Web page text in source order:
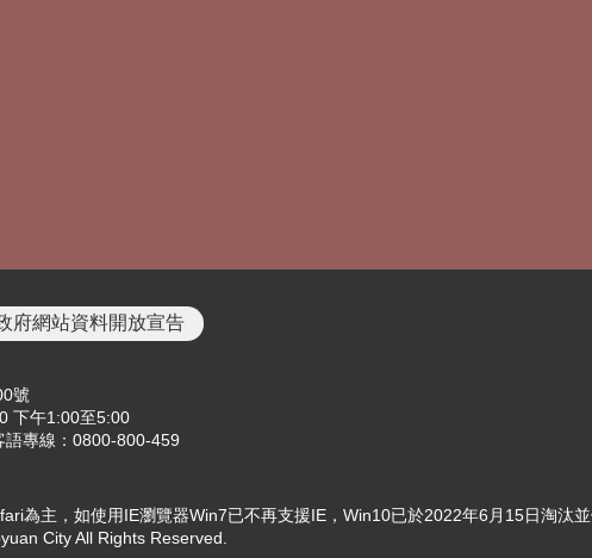
府網站資料開放宣告
號
下午1:00至5:00
專線：0800-800-459
為主，如使用IE瀏覽器Win7已不再支援IE，Win10已於2022年6月15日淘汰並
City All Rights Reserved.